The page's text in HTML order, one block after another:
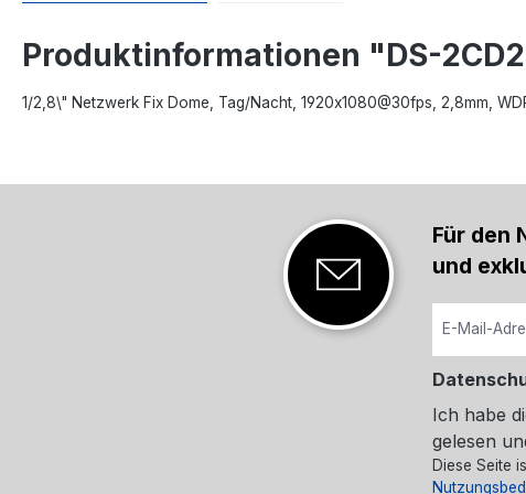
Produktinformationen "DS-
1/2,8\" Netzwerk Fix Dome, Tag/Nacht, 1920x1080@30fps, 2,8mm,
Für den
und
Ich habe
gelesen
Diese Seite